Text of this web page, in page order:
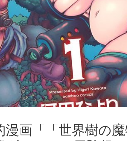
漫画「「世界樹の